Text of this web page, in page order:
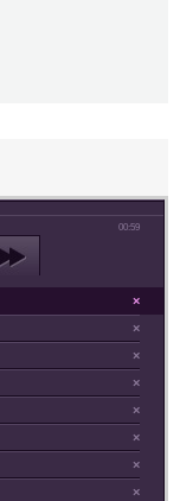
00:59
×
×
×
×
×
×
×
×